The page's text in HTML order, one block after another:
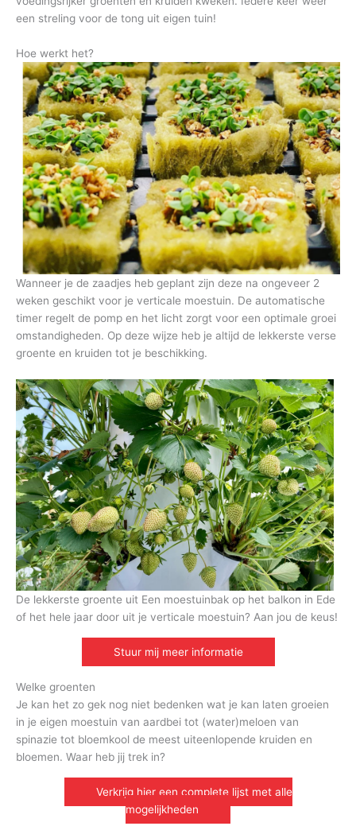
een streling voor de tong uit eigen tuin!
Hoe werkt het?
Wanneer je de zaadjes heb geplant zijn deze na ongeveer 2
weken geschikt voor je verticale moestuin. De automatische
timer regelt de pomp en het licht zorgt voor een optimale groei
omstandigheden. Op deze wijze heb je altijd de lekkerste verse
groente en kruiden tot je beschikking.
De lekkerste groente uit Een moestuinbak op het balkon in Ede
of het hele jaar door uit je verticale moestuin? Aan jou de keus!
Stuur mij meer informatie
Welke groenten
Je kan het zo gek nog niet bedenken wat je kan laten groeien
in je eigen moestuin van aardbei tot (water)meloen van
spinazie tot bloemkool de meest uiteenlopende kruiden en
bloemen. Waar heb jij trek in?
Verkrijg hier een complete lijst met alle
mogelijkheden